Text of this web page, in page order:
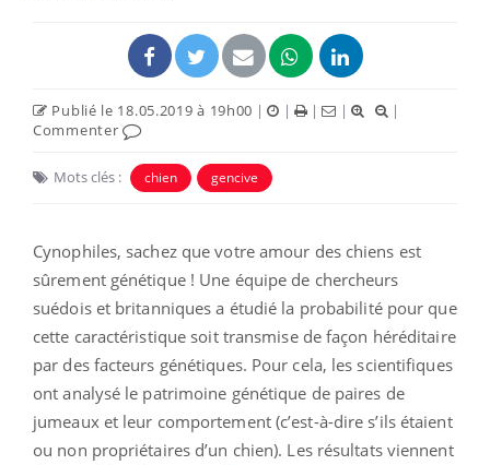
Publié le 18.05.2019 à 19h00 | | | |
|
Commenter
Mots clés : chien gencive
Cynophiles, sachez que votre amour des chiens est
sûrement génétique ! Une équipe de chercheurs
suédois et britanniques a étudié la probabilité pour que
cette caractéristique soit transmise de façon héréditaire
par des facteurs génétiques. Pour cela, les scientifiques
ont analysé le patrimoine génétique de paires de
jumeaux et leur comportement (c’est-à-dire s’ils étaient
ou non propriétaires d’un chien). Les résultats viennent